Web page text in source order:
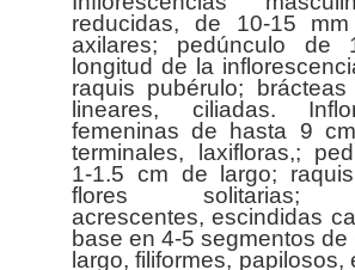
reducidas, de 10-15
axilares; pedúnculo
longitud de la
raquis pubérulo; brácteas
lineares, ciliadas.
femeninas de hasta 9
terminales, laxifloras,;
1-1.5 cm de largo;
flores solitarias;
acrescentes, escindidas
base en 4-5 segmentos de
largo, filiformes, papilosos,